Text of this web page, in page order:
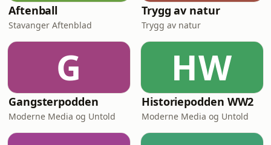
Aftenball
Stavanger Aftenblad
Trygg av natur
Trygg av natur
G
Gangsterpodden
Moderne Media og Untold
HW
Historiepodden WW2
Moderne Media og Untold